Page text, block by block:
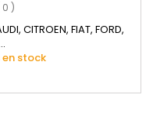
0 )
CITROEN, FIAT, FORD,
en stock